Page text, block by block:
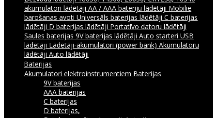
akumulatori lādētāji AA / AAA bateriju lādētāji Mobilie
barošanas avoti Universāls baterijas lādētāji C baterijas
lādētāji D baterijas lādētāji Portatīvo datoru lādētāji
Saules baterijas 9V baterijas lādētāji Auto starteri USB
lādētāji Lādētāji-akumulatori (power bank) Akumulatoru
lādētāji Auto lādētāji
Baterijas
Akumulatori elektroinstrumentiem Baterijas
9V baterijas
AAA baterijas
C baterijas
D baterijas,